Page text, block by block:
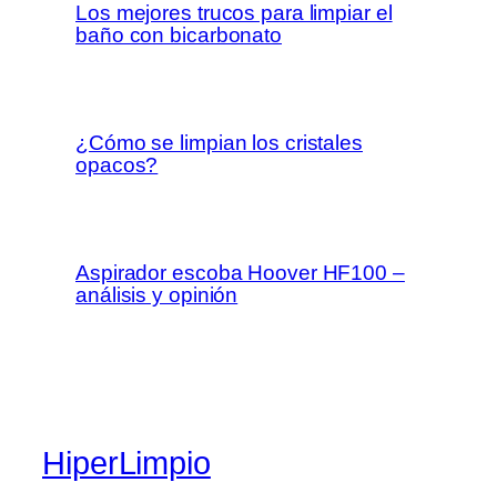
Los mejores trucos para limpiar el
baño con bicarbonato
¿Cómo se limpian los cristales
opacos?
Aspirador escoba Hoover HF100 –
análisis y opinión
HiperLimpio